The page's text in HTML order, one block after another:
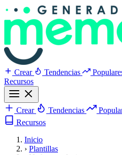
Crear Tendencias
Recursos
Crear Tendencias
Recursos
Inicio
› Plantillas